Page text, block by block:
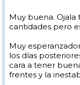
miércoles-jueves
frío que se consolida y
Muy buena.
cantidades pero
Muy
los días
cara a tener
frentes y la